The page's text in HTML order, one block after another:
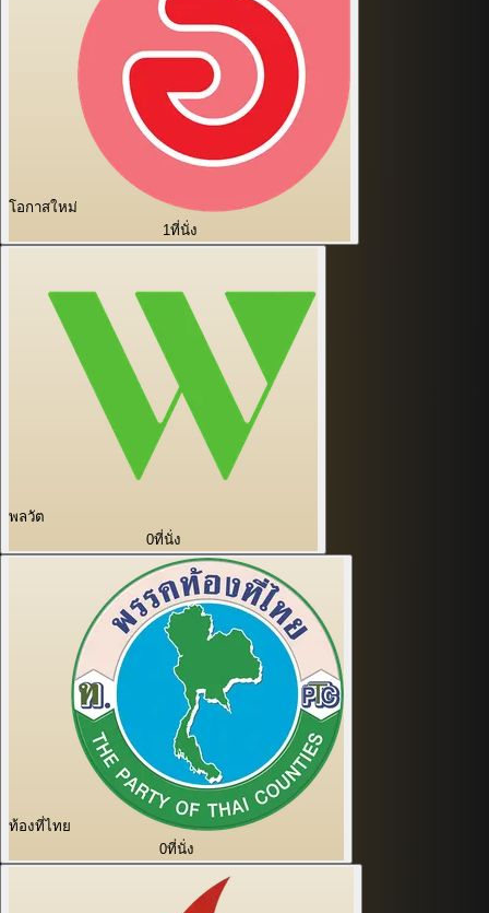
โอกาสใหม่
1ที่นั่ง
พลวัต
0ที่นั่ง
ท้องที่ไทย
0ที่นั่ง